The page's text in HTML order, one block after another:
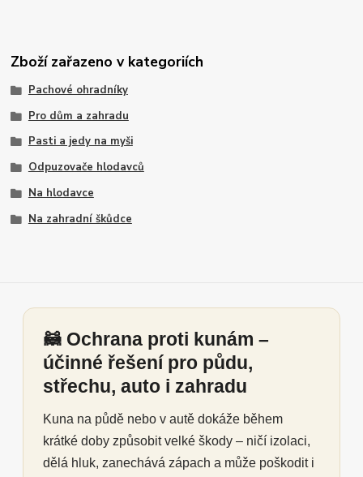
Zboží zařazeno v kategoriích
Pachové ohradníky
Pro dům a zahradu
Pasti a jedy na myši
Odpuzovače hlodavců
Na hlodavce
Na zahradní škůdce
🦝 Ochrana proti kunám –
účinné řešení pro půdu,
střechu, auto i zahradu
Kuna na půdě nebo v autě dokáže během
krátké doby způsobit velké škody – ničí izolaci,
dělá hluk, zanechává zápach a může poškodit i